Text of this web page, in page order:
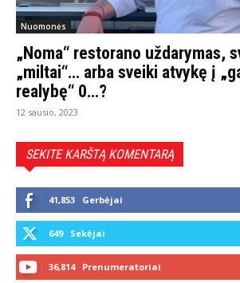
Nuomonės
„Noma“ restorano uždarymas,
„miltai“… arba sveiki atvykę į
realybę“ 0…?
12 sausio, 2023
SEKITE KARŠTĄ KOMENTARĄ
41,853 Gerbėjai
649 Sekėjai
36,814 Prenumeratoriai